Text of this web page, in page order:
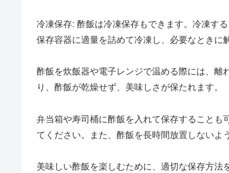
冷凍保存: 酢飯は冷凍保存もできます。冷凍す
保存容器に適量を詰めて冷凍し、必要なときに
酢飯を炊飯器や電子レンジで温める際には、離
り、酢飯が乾燥せず、美味しさが保たれます。
弁当箱や寿司桶に酢飯を入れて保存することも
てください。また、酢飯を長時間放置しないよ
美味しい酢飯を楽しむために、適切な保存方法